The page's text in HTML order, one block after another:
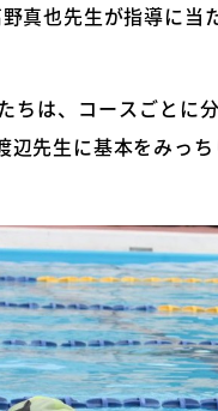
真也先生が指導に当
ちは、コースごとに
先生に基本をみっち